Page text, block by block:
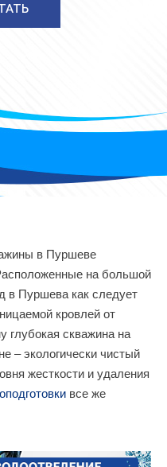
в Пуршеве
на большой
в Пуршева как следует
кровлей от
глубокая скважина на
– экологически чистый
жесткости и удаления
все же